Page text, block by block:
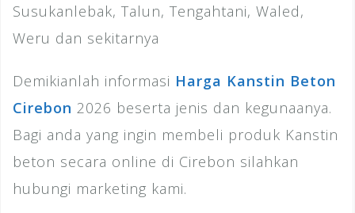
Susukanlebak, Talun, Tengahtani, Waled,
Weru dan sekitarnya
Demikianlah informasi Harga Kanstin Beton
Cirebon 2026 beserta jenis dan kegunaanya.
Bagi anda yang ingin membeli produk Kanstin
beton secara online di Cirebon silahkan
hubungi marketing kami.